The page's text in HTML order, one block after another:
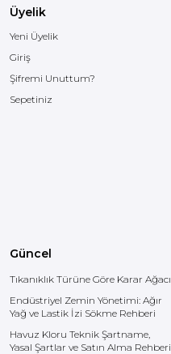
Üyelik
Yeni Üyelik
Giriş
Şifremi Unuttum?
Sepetiniz
Güncel
Tıkanıklık Türüne Göre Karar Ağacı
Endüstriyel Zemin Yönetimi: Ağır
Yağ ve Lastik İzi Sökme Rehberi
Havuz Kloru Teknik Şartname,
Yasal Şartlar ve Satın Alma Rehberi